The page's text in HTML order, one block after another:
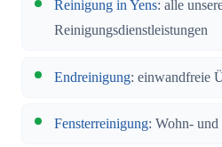
Reinigung in Yens: alle
Reinigungsdienstleistungen
Endreinigung: einwandfreie
Fensterreinigung: Wohn-